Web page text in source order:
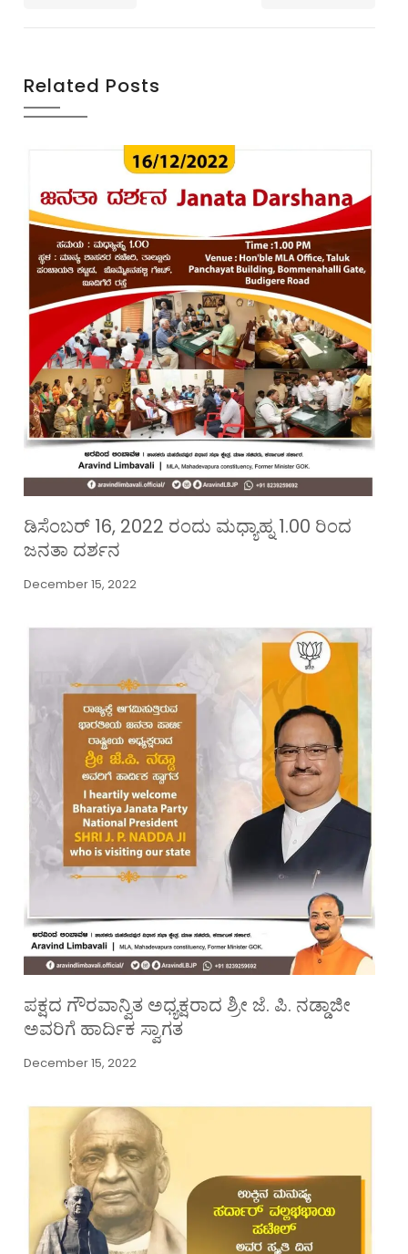
Related Posts
ಡಿಸೆಂಬರ್ 16, 2022 ರಂದು ಮಧ್ಯಾಹ್ನ 1.00 ರಿಂದ
ಜನತಾ ದರ್ಶನ
December 15, 2022
ಪಕ್ಷದ ಗೌರವಾನ್ವಿತ ಅಧ್ಯಕ್ಷರಾದ ಶ್ರೀ ಜೆ. ಪಿ. ನಡ್ಡಾಜೀ
ಅವರಿಗೆ ಹಾರ್ದಿಕ ಸ್ವಾಗತ
December 15, 2022